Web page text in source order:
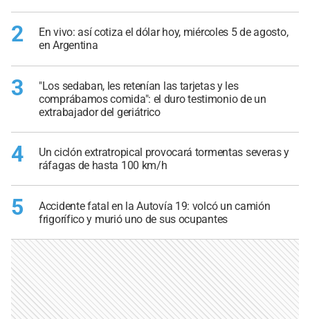
2
En vivo: así cotiza el dólar hoy, miércoles 5 de agosto,
en Argentina
3
"Los sedaban, les retenían las tarjetas y les
comprábamos comida": el duro testimonio de un
extrabajador del geriátrico
4
Un ciclón extratropical provocará tormentas severas y
ráfagas de hasta 100 km/h
5
Accidente fatal en la Autovía 19: volcó un camión
frigorífico y murió uno de sus ocupantes